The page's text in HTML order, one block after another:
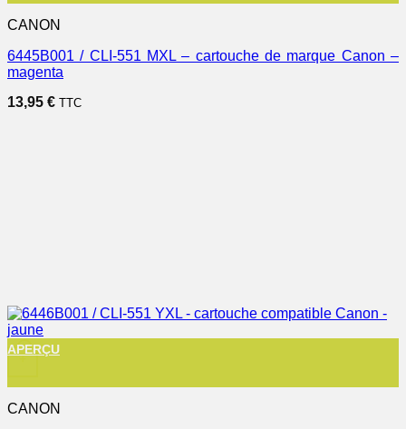
CANON
6445B001 / CLI-551 MXL – cartouche de marque Canon –
magenta
13,95 € TTC
+
APERÇU
CANON